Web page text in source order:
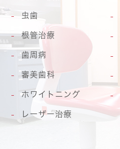
虫歯
根管治療
歯周病
審美歯科
ホワイトニング
レーザー治療